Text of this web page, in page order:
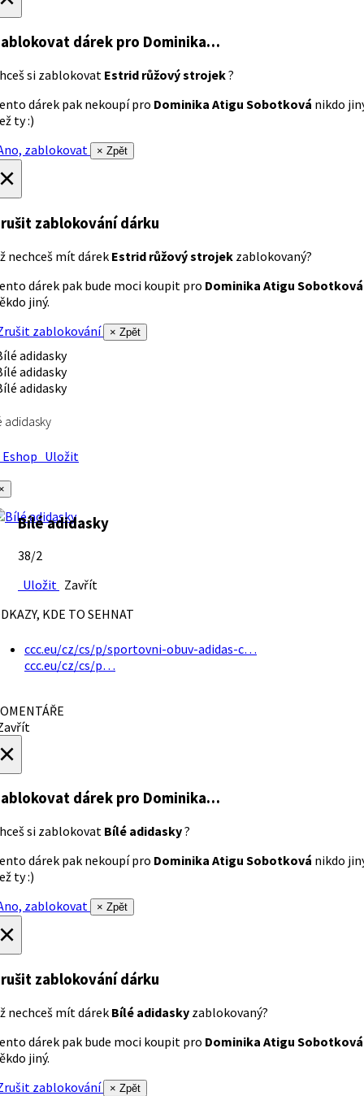
dárek pro Dominika…
si zablokovat Estrid růžový strojek?
dárek pak nekoupí pro Dominika Atigu Sobotková nikdo
ty :)
zablokovat
× Zpět
zablokování dárku
nechceš mít dárek Estrid růžový strojek zablokovaný?
dárek pak bude moci koupit pro Dominika Atigu Sobotková
jiný.
zablokování
× Zpět
adidasky
Uložit
Bílé adidasky
38/2
Uložit Zavřít
KDE TO SEHNAT
ccc.eu/cz/cs/p/sportovni-obuv-adidas-c…
ccc.eu/cz/cs/p…
dárek pro Dominika…
si zablokovat Bílé adidasky?
dárek pak nekoupí pro Dominika Atigu Sobotková nikdo
ty :)
zablokovat
× Zpět
zablokování dárku
nechceš mít dárek Bílé adidasky zablokovaný?
dárek pak bude moci koupit pro Dominika Atigu Sobotková
jiný.
zablokování
× Zpět